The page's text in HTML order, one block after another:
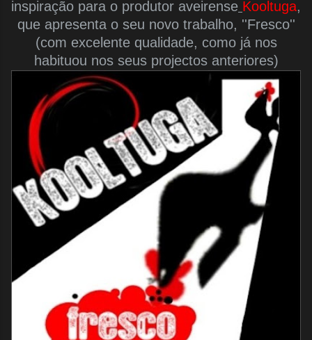
inspiração para o produtor aveirense Kooltuga,
que apresenta o seu novo trabalho, ''Fresco''
(com excelente qualidade, como já nos
habituou nos seus projectos anteriores)